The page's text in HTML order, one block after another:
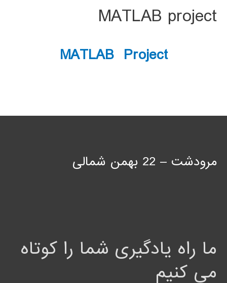
MATLAB project
MATLAB Project
مرودشت – 22 بهمن شمالی
ما راه یادگیری شما را کوتاه
می کنیم